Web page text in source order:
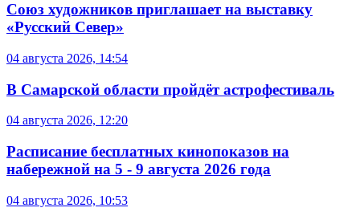
Союз художников приглашает на выставку
«Русский Север»
04 августа 2026, 14:54
В Самарской области пройдёт астрофестиваль
04 августа 2026, 12:20
Расписание бесплатных кинопоказов на
набережной на 5 - 9 августа 2026 года
04 августа 2026, 10:53